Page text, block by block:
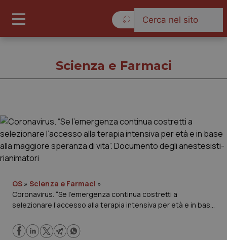
Cronache
Regioni e Asl
Lavoro e Professioni
Scienza e Farmaci
QS » Scienza e Farmaci »
Coronavirus. “Se l’emergenza continua costretti a
selezionare l’accesso alla terapia intensiva per età e in base
anestesisti-rianimatori